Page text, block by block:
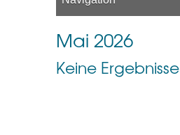
Mai 2026
Keine Ergebnisse